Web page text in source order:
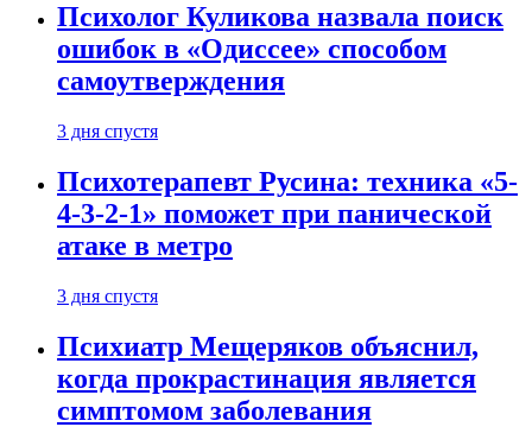
Психолог Куликова назвала поиск
ошибок в «Одиссее» способом
самоутверждения
3 дня спустя
Психотерапевт Русина: техника «5-
4-3-2-1» поможет при панической
атаке в метро
3 дня спустя
Психиатр Мещеряков объяснил,
когда прокрастинация является
симптомом заболевания